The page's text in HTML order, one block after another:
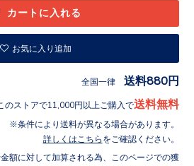
お気に入り追加
全国一律 送料880円
のストアで11,000円以上ご購入で送料無料
条件により送料が異なる場合があります。
詳しくはこちら をご確認ください。
額に対して加算される為、このページでの獲